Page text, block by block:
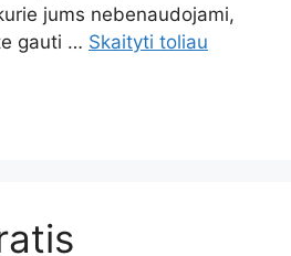
jums nebenaudojami,
gauti … Skaityti toliau